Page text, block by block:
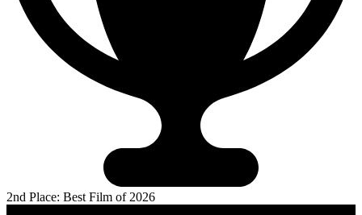
2nd Place: Best Film of 2026